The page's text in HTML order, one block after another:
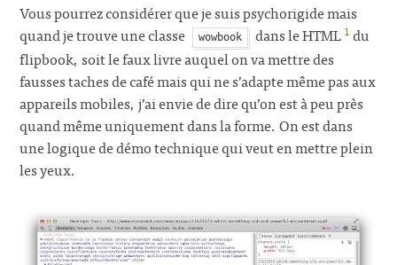
Vous pourrez considérer que je suis psychorigide mais
quand je trouve une classe
wowbook dans le HTML 1 du
flipbook, soit le faux livre auquel on va mettre des
fausses taches de café mais qui ne s’adapte même pas aux
appareils mobiles, j’ai envie de dire qu’on est à peu près
quand même uniquement dans la forme. On est dans
une logique de démo technique qui veut en mettre plein
les yeux.